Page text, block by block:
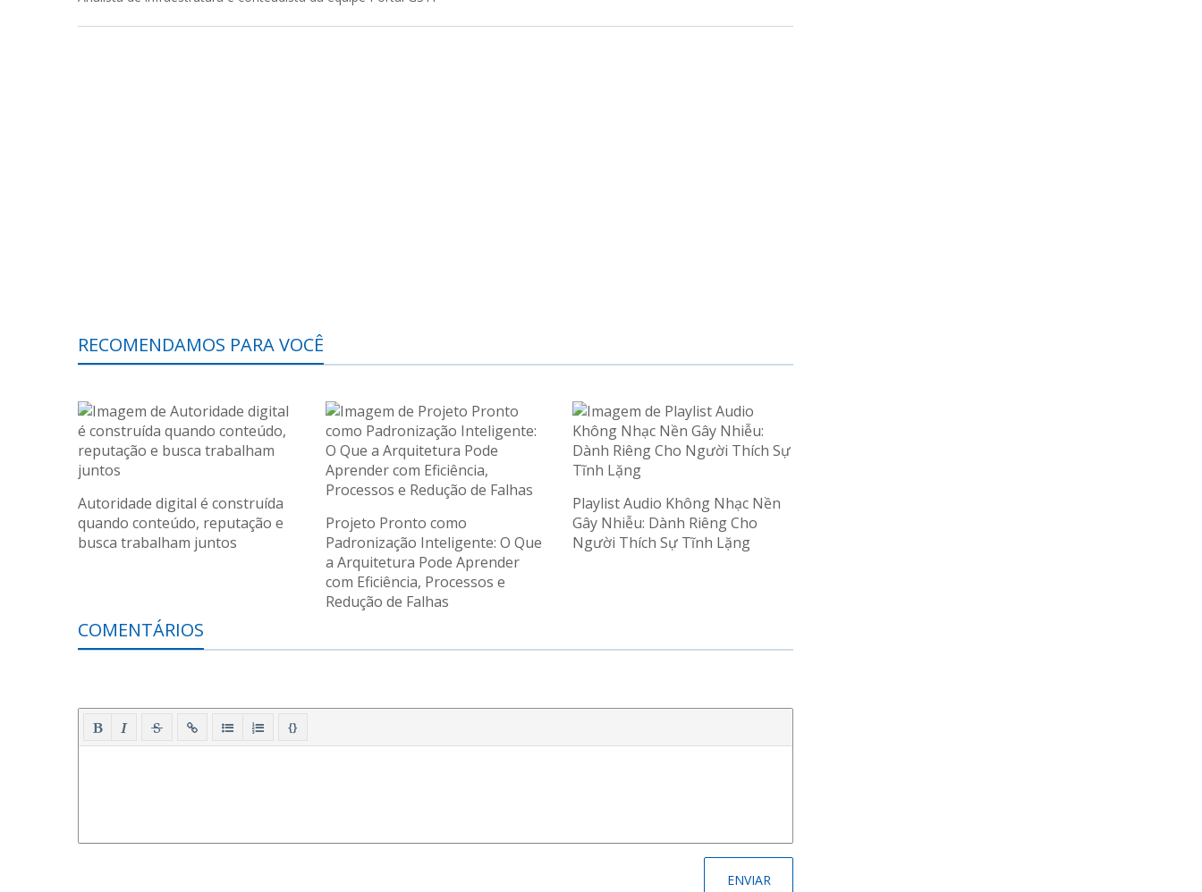
RECOMENDAMOS PARA VOCÊ
Autoridade digital é construída
quando conteúdo, reputação e
busca trabalham juntos
Projeto Pronto como
Padronização Inteligente: O Que
a Arquitetura Pode Aprender
com Eficiência, Processos e
Redução de Falhas
Playlist Audio Không Nhạc Nền
Gây Nhiễu: Dành Riêng Cho
Người Thích Sự Tĩnh Lặng
COMENTÁRIOS
{}